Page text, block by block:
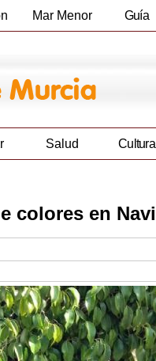
Mar Menor Guía
Salud Cultura
colores en